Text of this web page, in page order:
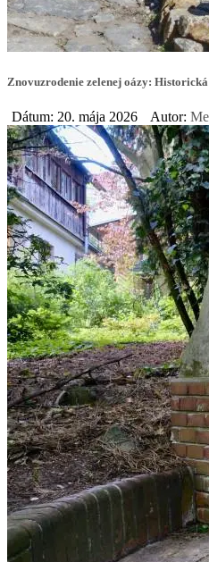
Znovuzrodenie zelenej oázy:
Dátum: 20. mája 2026 Autor: